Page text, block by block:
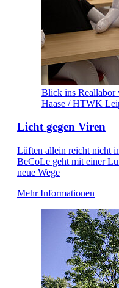
Blick ins Reallabor
Haase / HTWK
Licht gegen Viren
Lüften allein reicht nicht
BeCoLe geht mit einer
neue Wege
Mehr Informationen